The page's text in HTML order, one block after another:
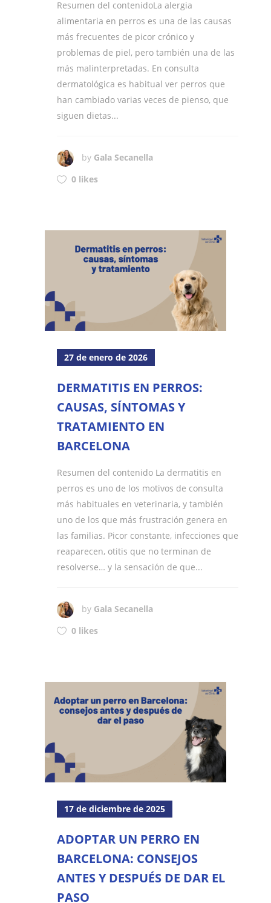
Resumen del contenidoLa alergia
alimentaria en perros es una de las causas
más frecuentes de picor crónico y
problemas de piel, pero también una de las
más malinterpretadas. En consulta
dermatológica es habitual ver perros que
han cambiado varias veces de pienso, que
siguen dietas...
by Gala Secanella
0 likes
27 de enero de 2026
DERMATITIS EN PERROS:
CAUSAS, SÍNTOMAS Y
TRATAMIENTO EN
BARCELONA
Resumen del contenido La dermatitis en
perros es uno de los motivos de consulta
más habituales en veterinaria, y también
uno de los que más frustración genera en
las familias. Picor constante, infecciones que
reaparecen, otitis que no terminan de
resolverse… y la sensación de que...
by Gala Secanella
0 likes
17 de diciembre de 2025
ADOPTAR UN PERRO EN
BARCELONA: CONSEJOS
ANTES Y DESPUÉS DE DAR EL
PASO